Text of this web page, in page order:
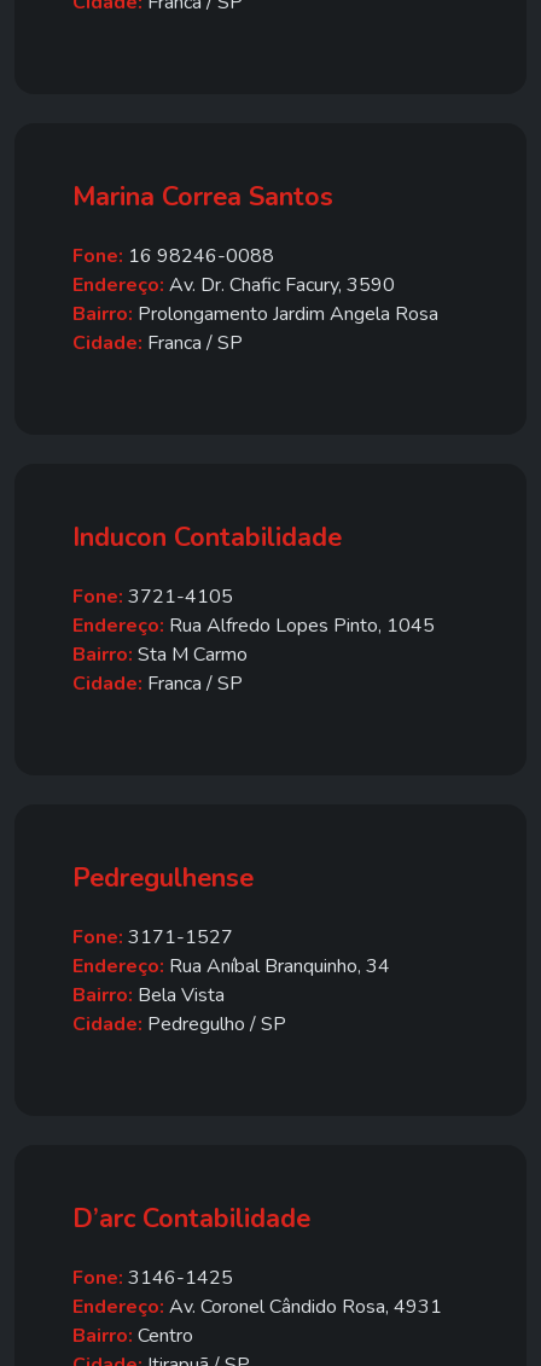
Marina Correa Santos
Fone: 16 98246-0088
Endereço: Av. Dr. Chafic Facury, 3590
Bairro: Prolongamento Jardim Angela Rosa
Cidade: Franca / SP
Inducon Contabilidade
Fone: 3721-4105
Endereço: Rua Alfredo Lopes Pinto, 1045
Bairro: Sta M Carmo
Cidade: Franca / SP
Pedregulhense
Fone: 3171-1527
Endereço: Rua Aníbal Branquinho, 34
Bairro: Bela Vista
Cidade: Pedregulho / SP
D’arc Contabilidade
Fone: 3146-1425
Endereço: Av. Coronel Cândido Rosa, 4931
Bairro: Centro